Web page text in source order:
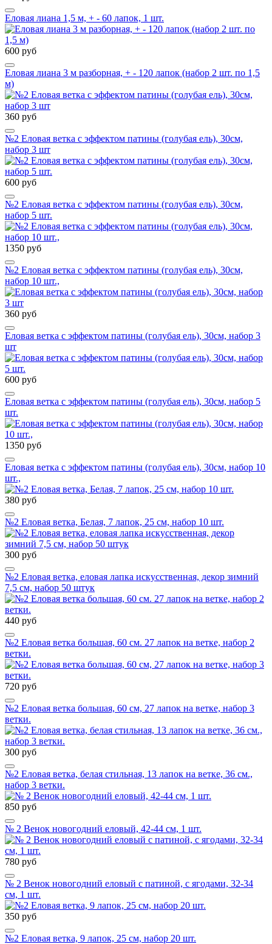
Еловая лиана 1,5 м, + - 60 лапок, 1 шт.
600 руб
Еловая лиана 3 м разборная, + - 120 лапок (набор 2 шт. по 1,5
м)
360 руб
№2 Еловая ветка с эффектом патины (голубая ель), 30см,
набор 3 шт
600 руб
№2 Еловая ветка с эффектом патины (голубая ель), 30см,
набор 5 шт.
1350 руб
№2 Еловая ветка с эффектом патины (голубая ель), 30см,
набор 10 шт.,
360 руб
Еловая ветка с эффектом патины (голубая ель), 30см, набор 3
шт
600 руб
Еловая ветка с эффектом патины (голубая ель), 30см, набор 5
шт.
1350 руб
Еловая ветка с эффектом патины (голубая ель), 30см, набор 10
шт.,
380 руб
№2 Еловая ветка, Белая, 7 лапок, 25 см, набор 10 шт.
300 руб
№2 Еловая ветка, еловая лапка искусственная, декор зимний
7,5 см, набор 50 штук
440 руб
№2 Еловая ветка большая, 60 см. 27 лапок на ветке, набор 2
ветки.
720 руб
№2 Еловая ветка большая, 60 см, 27 лапок на ветке, набор 3
ветки.
300 руб
№2 Еловая ветка, белая стильная, 13 лапок на ветке, 36 см.,
набор 3 ветки.
850 руб
№ 2 Венок новогодний еловый, 42-44 см, 1 шт.
780 руб
№ 2 Венок новогодний еловый с патиной, с ягодами, 32-34
см, 1 шт.
350 руб
№2 Еловая ветка, 9 лапок, 25 см, набор 20 шт.